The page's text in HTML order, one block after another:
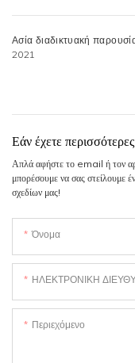
Ασία διαδικτυακή
2021
Εάν έχετε
Απλά αφήστε το email ή τον
μπορέσουμε να σας στείλουμε
σχεδίων μας!
Όνομα
ΗΛΕΚΤΡΟΝΙΚΗ
Περιεχόμενο